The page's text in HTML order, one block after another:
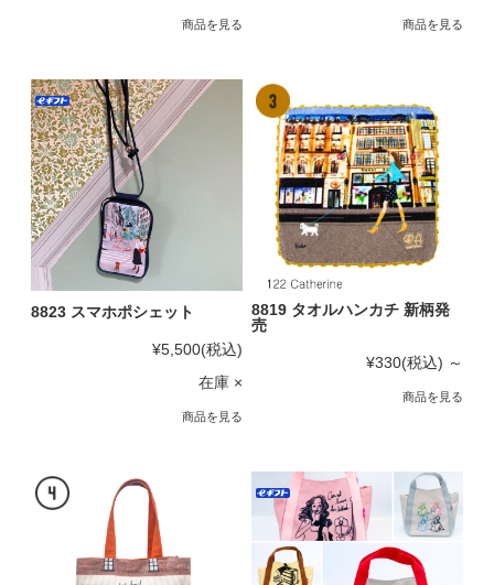
商品を見る 商品を見る
8823 スマホポシェット
¥5,500(税込)
在庫 ×
商品を見る
8819 タオルハンカチ 新柄発
売
¥330(税込) ～
商品を見る